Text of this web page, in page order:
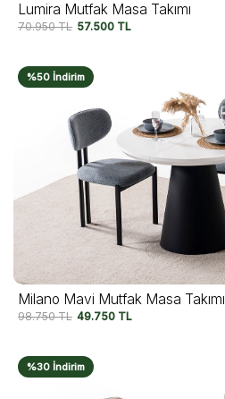
Lumira Mutfak Masa Takımı
70.950TL 57.500 TL
%50 İndirim
Milano Mavi Mutfak Masa Takımı
98.750TL 49.750 TL
%30 İndirim